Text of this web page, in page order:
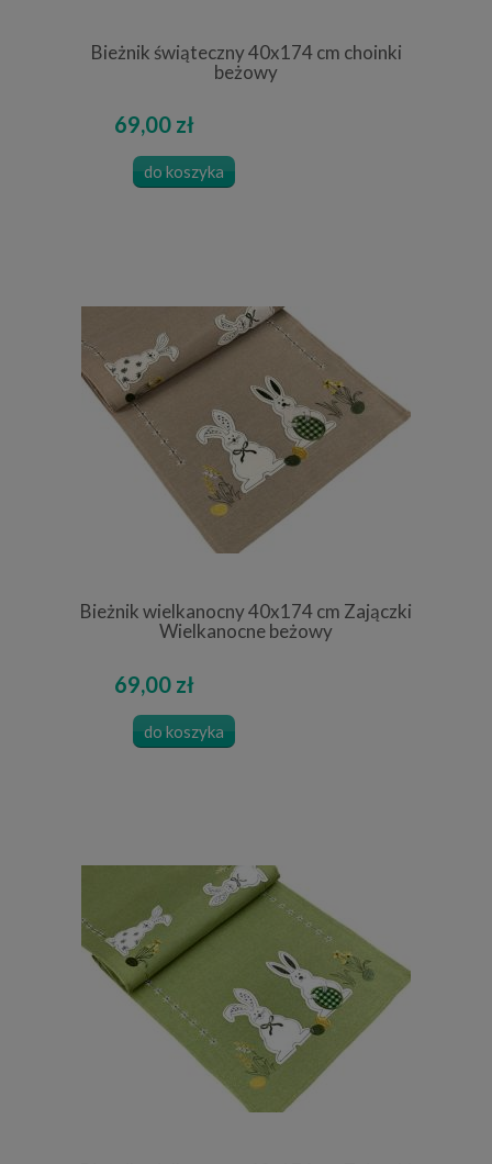
Bieżnik świąteczny 40x174 cm choinki
beżowy
69,00 zł
do koszyka
Bieżnik wielkanocny 40x174 cm Zajączki
Wielkanocne beżowy
69,00 zł
do koszyka